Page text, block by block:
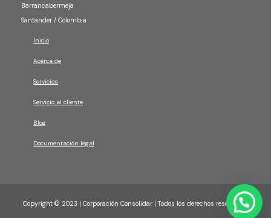
Barrancabermeja
Santander / Colombia
Inicio
Acerca de
Servicios
Servicio al cliente
Blog
Documentación legal
Copyright © 2023 | Corporación Consolidar | Todos los derechos reservados